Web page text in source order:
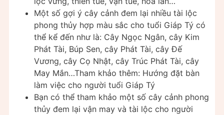
Một số gợi ý cây cảnh đem lại nhiều tài lộc
phong thủy hợp màu sắc cho tuổi Giáp Tý có
thể kể đến như là: Cây Ngọc Ngân, cây Kim
Phát Tài, Búp Sen, cây Phát Tài, cây Đế
Vương, cây Cọ Nhật, cây Trúc Phát Tài, cây
May Mắn…Tham khảo thêm: Hướng đặt bàn
làm việc cho người tuổi Giáp Tý
Bạn có thể tham khảo một số cây cảnh phong
thủy đem lại vận may và tài lộc cho người